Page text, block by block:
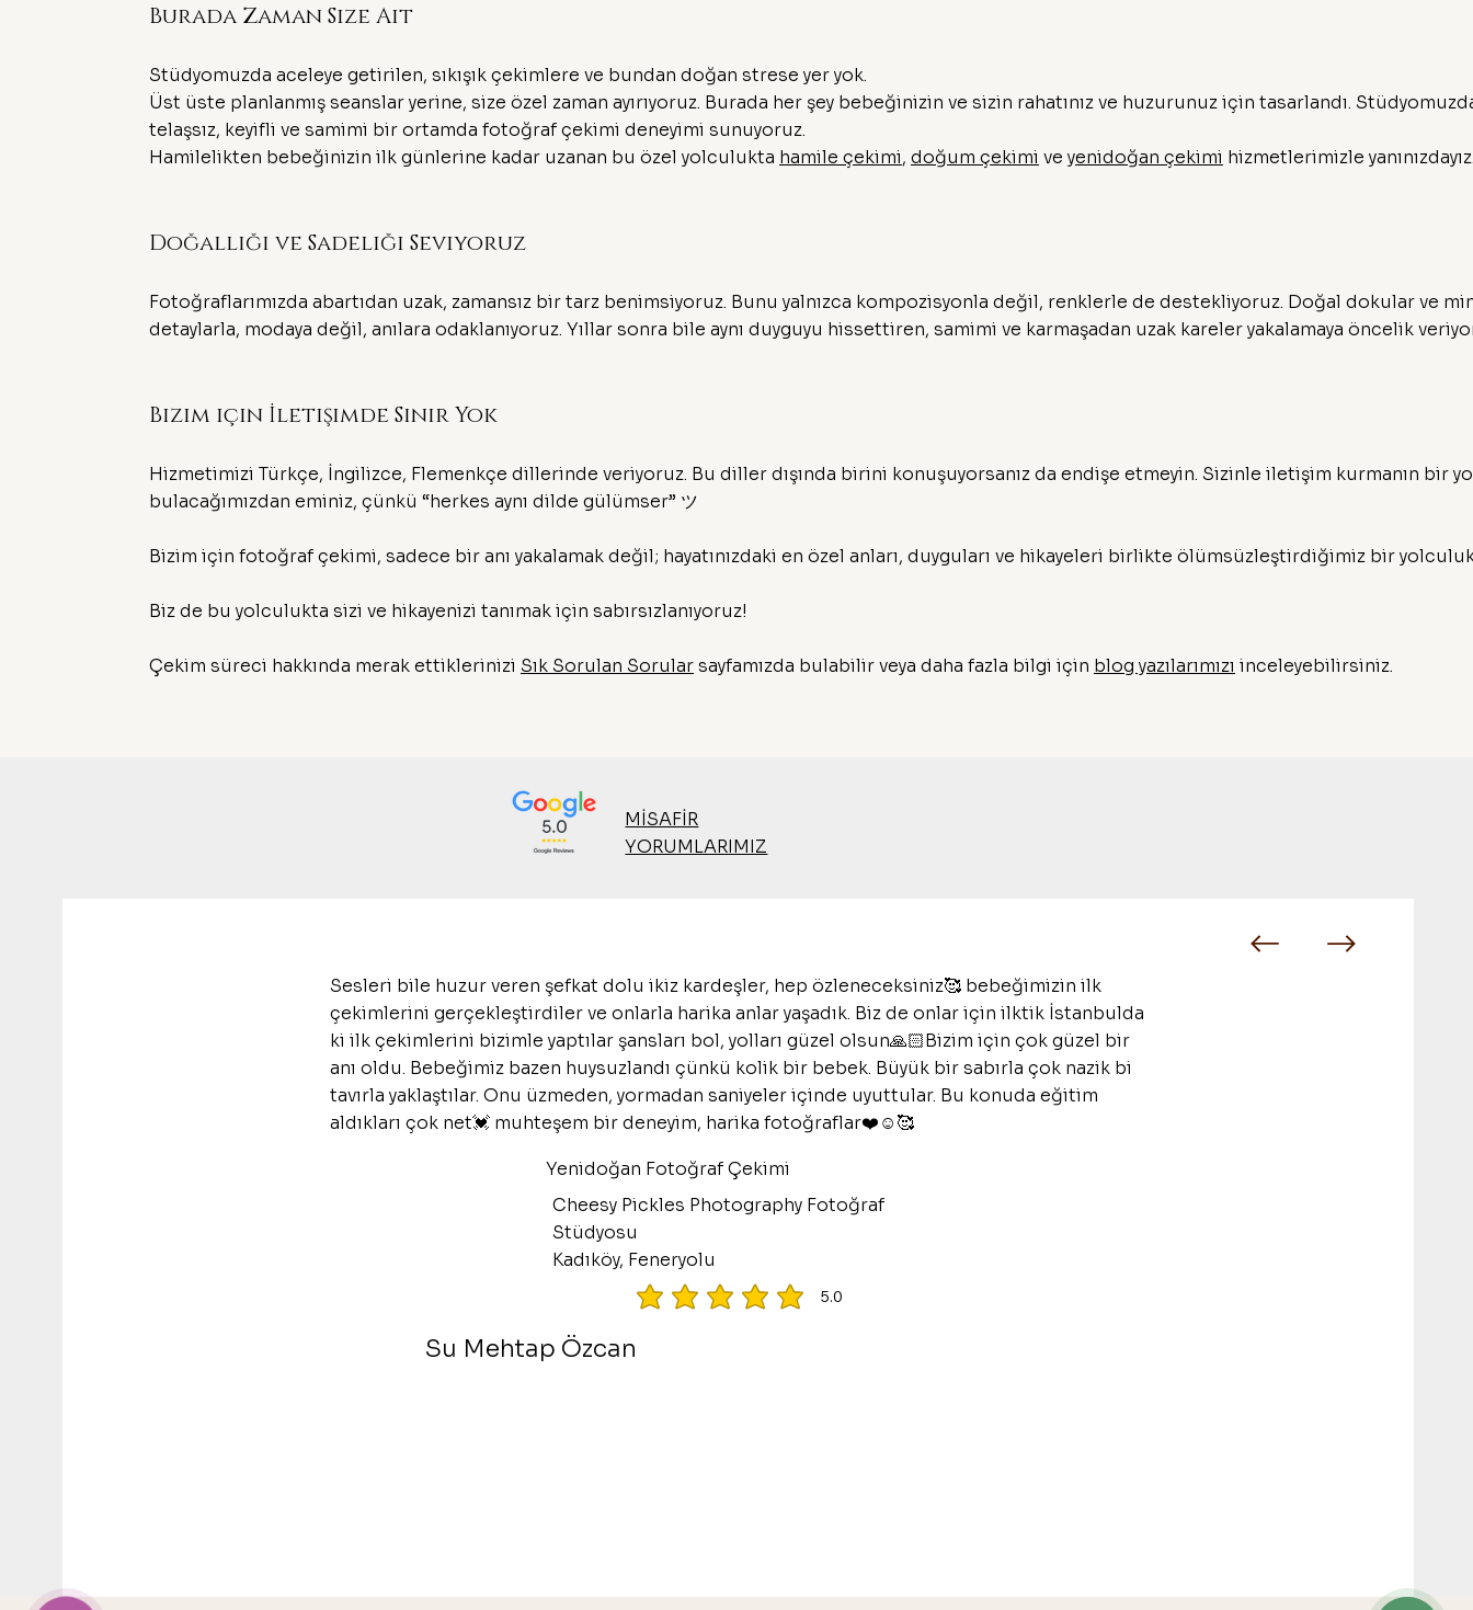
Burada Zaman Size Ait
Stüdyomuzda aceleye getirilen, sıkışık çekimlere ve bundan doğan strese yer yok.
Üst üste planlanmış seanslar yerine, size özel zaman ayırıyoruz. Burada her şey bebeğinizin ve sizin rahatınız ve huzurunuz için tasarlandı.
telaşsız, keyifli ve samimi bir ortamda fotoğraf çekimi deneyimi sunuyoruz.
Hamilelikten bebeğinizin ilk günlerine kadar uzanan bu özel yolculukta hamile çekimi, doğum çekimi ve yenidoğan çekimi hizmetlerimizle
Doğallığı ve Sadeliği Seviyoruz
Fotoğraflarımızda abartıdan uzak, zamansız bir tarz benimsiyoruz. Bunu yalnızca kompozisyonla değil, renklerle de destekliyoruz. Doğal dokular ve
detaylarla, modaya değil, anılara odaklanıyoruz. Yıllar sonra bile aynı duyguyu hissettiren, samimi ve karmaşadan uzak kareler yakalamaya öncelik
Bizim için İletişimde Sınır Yok
Hizmetimizi Türkçe, İngilizce, Flemenkçe dillerinde veriyoruz. Bu diller dışında birini konuşuyorsanız da endişe etmeyin. Sizinle iletişim kurmanın bir
bulacağımızdan eminiz, çünkü “herkes aynı dilde gülümser” ツ
Bizim için fotoğraf çekimi, sadece bir anı yakalamak değil; hayatınızdaki en özel anları, duyguları ve hikayeleri birlikte ölümsüzleştirdiğimiz bir
Biz de bu yolculukta sizi ve hikayenizi tanımak için sabırsızlanıyoruz!
Çekim süreci hakkında merak ettiklerinizi Sık Sorulan Sorularsayfamızda bulabilir veya daha fazla bilgi için blog yazılarımızı inceleyebilirsiniz.
MİSAFİR
YORUMLARIMIZ
Sesleri bile huzur veren şefkat dolu ikiz kardeşler, hep özleneceksiniz🥰 bebeğimizin ilk
çekimlerini gerçekleştirdiler ve onlarla harika anlar yaşadık. Biz de onlar için ilktik İstanbulda
ki ilk çekimlerini bizimle yaptılar şansları bol, yolları güzel olsun🙏🏻Bizim için çok güzel bir
anı oldu. Bebeğimiz bazen huysuzlandı çünkü kolik bir bebek. Büyük bir sabırla çok nazik bi
tavırla yaklaştılar. Onu üzmeden, yormadan saniyeler içinde uyuttular. Bu konuda eğitim
aldıkları çok net💓 muhteşem bir deneyim, harika fotoğraflar❤️☺️🥰
Yenidoğan Fotoğraf Çekimi
Cheesy Pickles Photography Fotoğraf
Stüdyosu
Kadıköy, Feneryolu
5.0
ortalama puan 5 5 üzerinden
Su Mehtap Özcan